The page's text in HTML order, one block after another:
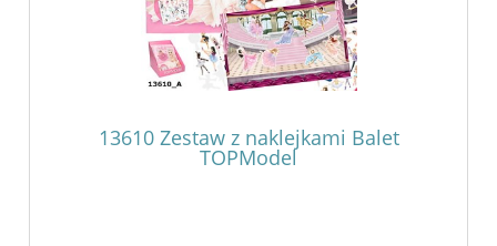
13610 Zestaw z naklejkami Balet
TOPModel